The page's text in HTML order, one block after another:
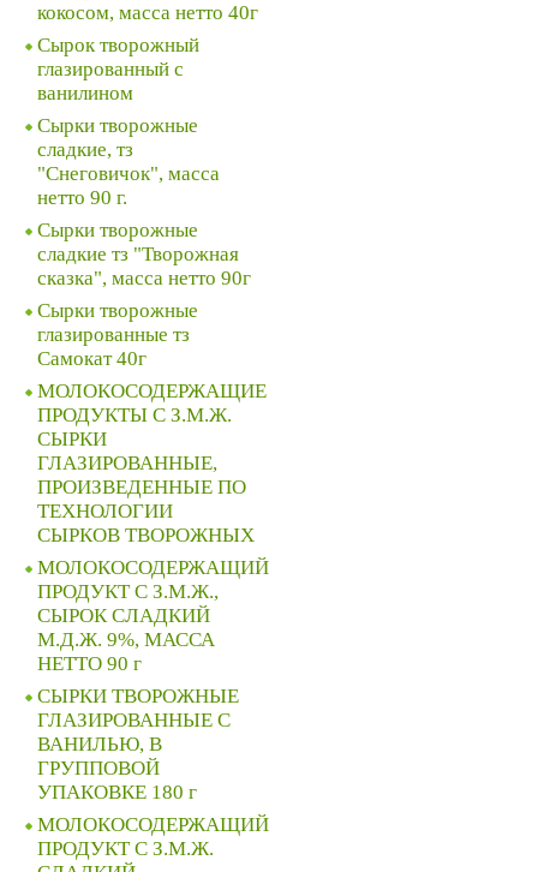
кокосом, масса нетто 40г
Сырок творожный
глазированный с
ванилином
Сырки творожные
сладкие, тз
"Снеговичок", масса
нетто 90 г.
Сырки творожные
сладкие тз "Творожная
сказка", масса нетто 90г
Сырки творожные
глазированные тз
Самокат 40г
МОЛОКОСОДЕРЖАЩИЕ
ПРОДУКТЫ С З.М.Ж.
СЫРКИ
ГЛАЗИРОВАННЫЕ,
ПРОИЗВЕДЕННЫЕ ПО
ТЕХНОЛОГИИ
СЫРКОВ ТВОРОЖНЫХ
МОЛОКОСОДЕРЖАЩИЙ
ПРОДУКТ С З.М.Ж.,
СЫРОК СЛАДКИЙ
М.Д.Ж. 9%, МАССА
НЕТТО 90 г
СЫРКИ ТВОРОЖНЫЕ
ГЛАЗИРОВАННЫЕ С
ВАНИЛЬЮ, В
ГРУППОВОЙ
УПАКОВКЕ 180 г
МОЛОКОСОДЕРЖАЩИЙ
ПРОДУКТ С З.М.Ж.